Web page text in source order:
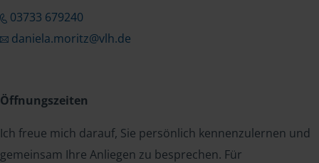
03733 679240
daniela.moritz@vlh.de
Öffnungszeiten
Ich freue mich darauf, Sie persönlich kennenzulernen und
gemeinsam Ihre Anliegen zu besprechen. Für